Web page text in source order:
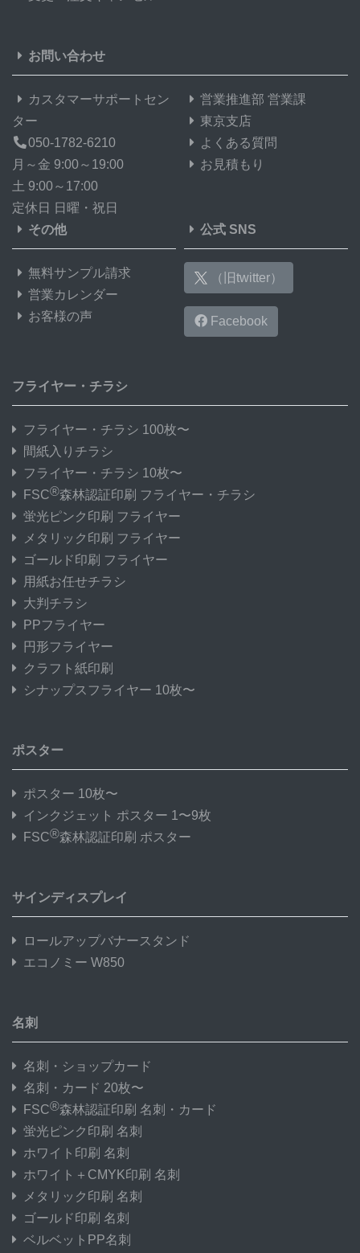
お問い合わせ
カスタマーサポートセン
ター
050-1782-6210
月～金 9:00～19:00
土 9:00～17:00
定休日 日曜・祝日
営業推進部 営業課
東京支店
よくある質問
お見積もり
その他
無料サンプル請求
営業カレンダー
お客様の声
公式 SNS
（旧twitter）
Facebook
フライヤー・チラシ
フライヤー・チラシ 100枚〜
間紙入りチラシ
フライヤー・チラシ 10枚〜
FSC®森林認証印刷 フライヤー・チラシ
蛍光ピンク印刷 フライヤー
メタリック印刷 フライヤー
ゴールド印刷 フライヤー
用紙お任せチラシ
大判チラシ
PPフライヤー
円形フライヤー
クラフト紙印刷
シナップスフライヤー 10枚〜
ポスター
ポスター 10枚〜
インクジェット ポスター 1〜9枚
FSC®森林認証印刷 ポスター
サインディスプレイ
ロールアップバナースタンド
エコノミー W850
名刺
名刺・ショップカード
名刺・カード 20枚〜
FSC®森林認証印刷 名刺・カード
蛍光ピンク印刷 名刺
ホワイト印刷 名刺
ホワイト＋CMYK印刷 名刺
メタリック印刷 名刺
ゴールド印刷 名刺
ベルベットPP名刺